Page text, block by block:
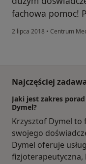
fachowa pomoc!
2 lipca 2018 • Centrum
Najczęściej
Jaki jest zakres
Dymel?
Krzysztof Dymel to
swojego
Dymel oferuje
fizjoterapeutyczna,